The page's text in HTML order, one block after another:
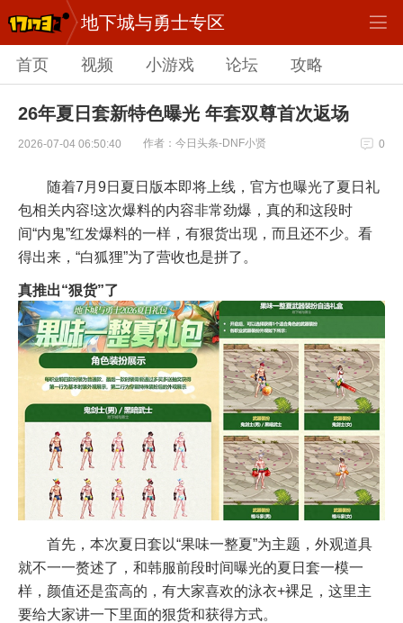
地下城与勇士专区
首页 视频 小游戏 论坛 攻略
26年夏日套新特色曝光 年套双尊首次返场
2026-07-04 06:50:40 作者：今日头条-DNF小贤 0
随着7月9日夏日版本即将上线，官方也曝光了夏日礼
包相关内容!这次爆料的内容非常劲爆，真的和这段时
间“内鬼”红发爆料的一样，有狠货出现，而且还不少。看
得出来，“白狐狸”为了营收也是拼了。
真推出“狠货”了
首先，本次夏日套以“果味一整夏”为主题，外观道具
就不一一赘述了，和韩服前段时间曝光的夏日套一模一
样，颜值还是蛮高的，有大家喜欢的泳衣+裸足，这里主
要给大家讲一下里面的狠货和获得方式。